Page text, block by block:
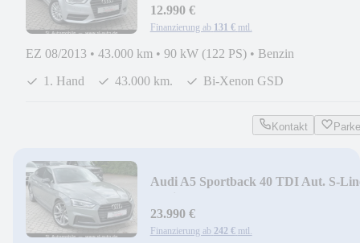
12.990 €
Finanzierung ab 131 € mtl.
EZ 08/2013 • 43.000 km • 90 kW (122 PS) • Benzin
1. Hand
43.000 km. Bi-Xenon GSD
Kontakt
Audi A5 Sportback 40 TDI Aut. S-
23.990 €
Finanzierung ab 242 € mtl.